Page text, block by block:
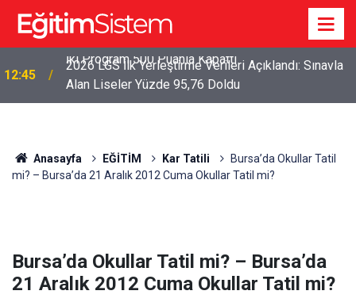
12:45
2026 LGS İlk Yerleştirme Verileri Açıklandı: Sınavla
Alan Liseler Yüzde 95,76 Doldu
Anasayfa EĞİTİM Kar Tatili
Bursa’da Okullar Tatil
mi? – Bursa’da 21 Aralık 2012 Cuma Okullar Tatil mi?
Bursa’da Okullar Tatil mi? – Bursa’da
21 Aralık 2012 Cuma Okullar Tatil mi?